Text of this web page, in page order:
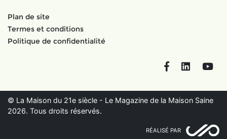
Plan de site
Termes et conditions
Politique de confidentialité
FacebookLinkedIn
© La Maison du 21e siècle - Le Magazine de la Maison Saine
2026. Tous droits réservés.
RÉALISÉ PAR